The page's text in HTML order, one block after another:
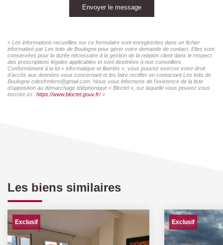
Envoyer le message
« Les informations recueillies sur ce formulaire sont enregistrées dans un fichier
informatisé par Les toits de Boulogne pour gérer votre demande de contact. Elles sont
conservées pour la durée nécessaire à la gestion de la relation client dans le respect
des prescriptions légales applicables et sont destinées à nos conseillers
Conformément à la loi « informatique et libertés », vous pouvez exercer votre droit
d'accès aux données vous concernant et les faire rectifier en contactant Les toits de
Boulogne cdesfretiere@gmail.com. Nous vous informons de l'existence de la liste
d'opposition au démarchage téléphonique « Bloctel », sur laquelle vous pouvez vous
inscrire ici : https://www.bloctel.gouv.fr/»
Les biens similaires
Exclusif Exclusif